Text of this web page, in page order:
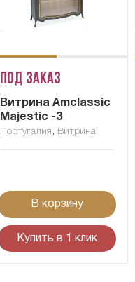
Под заказ
Витрина Amclassic
Majestic -3
Португалия , Витрина
В корзину
Купить в 1 клик